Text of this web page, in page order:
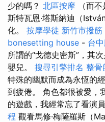
少的嗎？ 北區按摩 （而
斯特瓦恩·塔斯納迪（
化。 按摩學徒 新竹市撥筋
bonesetting house - 台
所謂的“戈德史密斯”，其
嬰兒。 搜尋引擎排名 整骨
特殊的幽默而成為永恆的
到疲倦。 角色都很被愛，
的遊戲，我經常忘了看演
程 觀看馬修·梅薩羅斯（